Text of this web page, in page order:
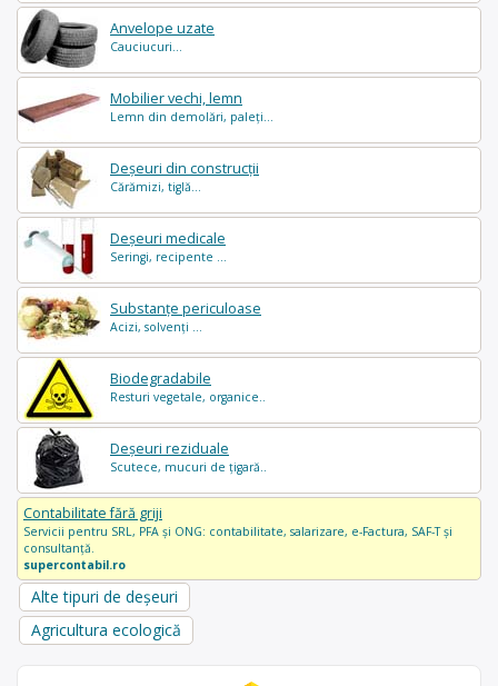
Anvelope uzate
Cauciucuri...
Mobilier vechi, lemn
Lemn din demolări, paleți...
Deșeuri din construcții
Cărămizi, tiglă...
Deșeuri medicale
Seringi, recipente ...
Substanțe periculoase
Acizi, solvenți ...
Biodegradabile
Resturi vegetale, organice..
Deșeuri reziduale
Scutece, mucuri de țigară..
Contabilitate fără griji
Servicii pentru SRL, PFA și ONG: contabilitate, salarizare, e-Factura, SAF-T și
consultanță.
supercontabil.ro
Alte tipuri de deșeuri
Agricultura ecologică